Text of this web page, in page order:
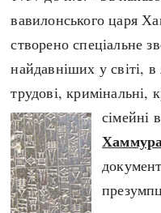
Наука, освіта і техніка
Особистості
Подорожі і відкриття
Політика
Релігія
Розваги і дозвілля
Спорт
Чудеса світу
вавилонського царя
створено спеціальне
найдавніших у світі,
трудові, кримінальні,
сімейні